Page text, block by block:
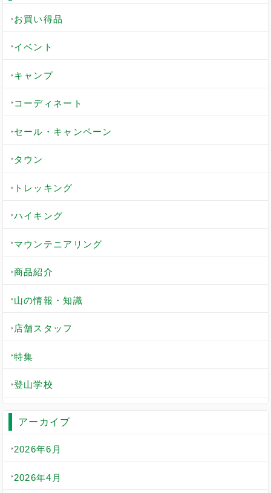
お買い得品
イベント
キャンプ
コーディネート
セール・キャンペーン
タウン
トレッキング
ハイキング
マウンテニアリング
商品紹介
山の情報・知識
店舗スタッフ
特集
登山学校
アーカイブ
2026年6月
2026年4月